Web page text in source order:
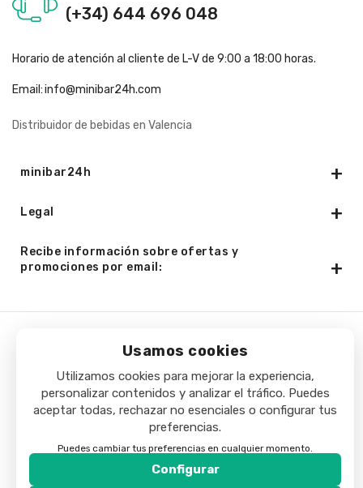
Usamos cookies
Utilizamos cookies para mejorar la experiencia,
personalizar contenidos y analizar el tráfico. Puedes
aceptar todas, rechazar no esenciales o configurar tus
preferencias.
Puedes cambiar tus preferencias en cualquier momento.
Configurar
(+34) 644 696 048
Horario de atención al cliente de L-V de 9:00 a 18:00 horas.
Email:info@minibar24h.com
Distribuidor de bebidas en Valencia
minibar24h
Legal
Recibe información sobre ofertas y
promociones por email:
Copyright © 2025 - Minibar24h.com. Todos los derechos
reservados.